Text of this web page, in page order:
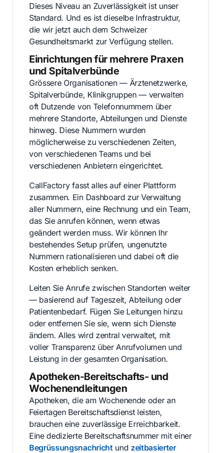
Dieses Niveau an Zuverlässigkeit ist unser
Standard. Und es ist dieselbe Infrastruktur,
die wir jetzt auch dem Schweizer
Gesundheitsmarkt zur Verfügung stellen.
Einrichtungen für mehrere Praxen
und Spitalverbünde
Grössere Organisationen — Ärztenetzwerke,
Spitalverbünde, Klinikgruppen — verwalten
oft Dutzende von Telefonnummern über
mehrere Standorte, Abteilungen und Dienste
hinweg. Diese Nummern wurden
möglicherweise zu verschiedenen Zeiten,
von verschiedenen Teams und bei
verschiedenen Anbietern eingerichtet.
CallFactory fasst alles auf einer Plattform
zusammen. Ein Dashboard zur Verwaltung
aller Nummern, eine Rechnung und ein Team,
das Sie anrufen können, wenn etwas
geändert werden muss. Wir können Ihr
bestehendes Setup prüfen, ungenutzte
Nummern rationalisieren und dabei oft die
Kosten erheblich senken.
Leiten Sie Anrufe zwischen Standorten weiter
— basierend auf Tageszeit, Abteilung oder
Patientenbedarf. Fügen Sie Leitungen hinzu
oder entfernen Sie sie, wenn sich Dienste
ändern. Alles wird zentral verwaltet, mit
voller Transparenz über Anrufvolumen und
Leistung in der gesamten Organisation.
Apotheken-Bereitschafts- und
Wochenendleitungen
Apotheken, die am Wochenende oder an
Feiertagen Bereitschaftsdienst leisten,
brauchen eine zuverlässige Erreichbarkeit.
Eine dedizierte Bereitschaftsnummer mit einer
Begrüssungsnachrichtund zeitbasierter